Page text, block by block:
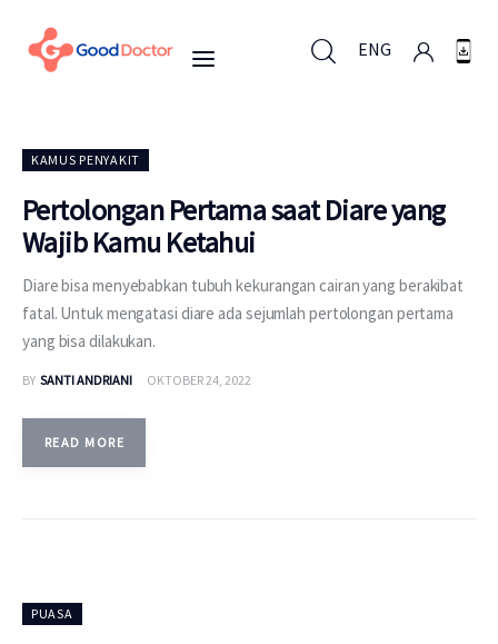
ENG
Untuk Bisnis
Untuk Anda
Berita
Layanan
KAMUS PENYAKIT
Pertolongan Pertama saat Diare yang
Wajib Kamu Ketahui
Diare bisa menyebabkan tubuh kekurangan cairan yang berakibat
fatal. Untuk mengatasi diare ada sejumlah pertolongan pertama
yang bisa dilakukan.
BY SANTI ANDRIANI OKTOBER 24, 2022
READ MORE
PUASA